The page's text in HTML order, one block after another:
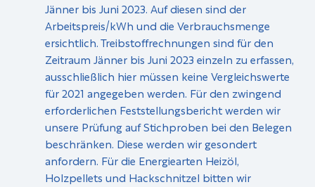
Jänner bis Juni 2023. Auf diesen sind der
Arbeitspreis/kWh und die Verbrauchsmenge
ersichtlich. Treibstoffrechnungen sind für den
Zeitraum Jänner bis Juni 2023 einzeln zu erfassen,
ausschließlich hier müssen keine Vergleichswerte
für 2021 angegeben werden. Für den zwingend
erforderlichen Feststellungsbericht werden wir
unsere Prüfung auf Stichproben bei den Belegen
beschränken. Diese werden wir gesondert
anfordern. Für die Energiearten Heizöl,
Holzpellets und Hackschnitzel bitten wir